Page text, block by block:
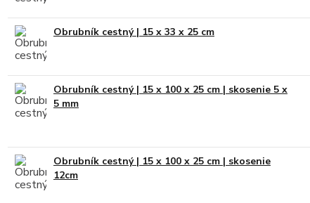
Obrubník cestný | 15 x 33 x 25 cm
Obrubník cestný | 15 x 100 x 25 cm | skosenie 5 x
5 mm
Obrubník cestný | 15 x 100 x 25 cm | skosenie
12cm